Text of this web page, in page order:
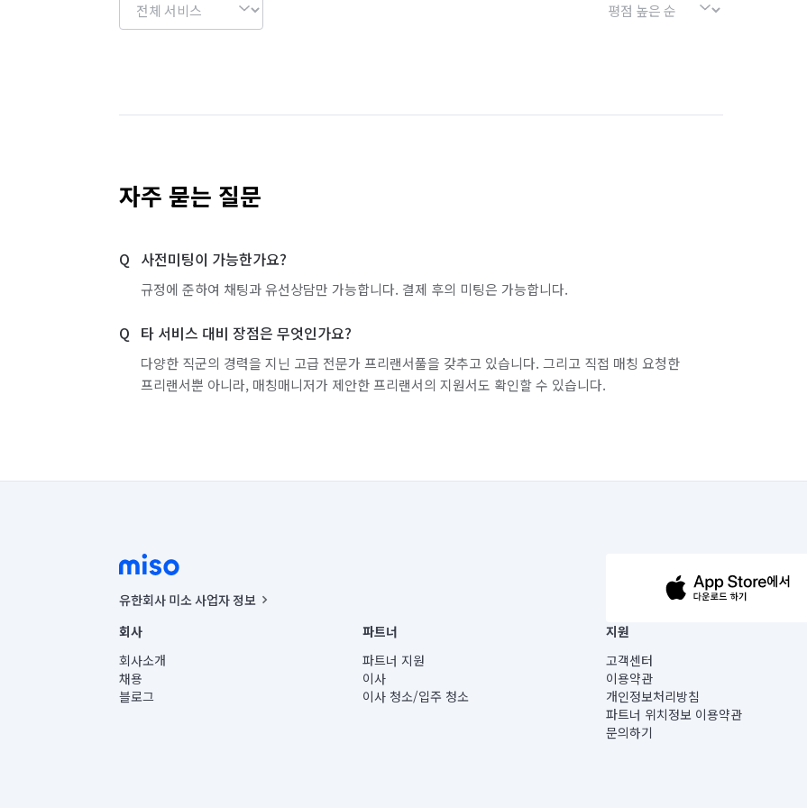
자주 묻는 질문
사전미팅이 가능한가요?
규정에 준하여 채팅과 유선상담만 가능합니다. 결제 후의 미팅은 가능합니다.
타 서비스 대비 장점은 무엇인가요?
다양한 직군의 경력을 지닌 고급 전문가 프리랜서풀을 갖추고 있습니다. 그리고 직접 매칭 요청한
프리랜서뿐 아니라, 매칭매니저가 제안한 프리랜서의 지원서도 확인할 수 있습니다.
유한회사 미소 사업자 정보
사업자등록번호 : 291-87-00271 | 인허가번호 : 2016-3220163-14-5-00019 |
통신판매신고번호 : 2024-서울종로-1400(공정거래위원회 정보) |
대표이사 : CHING VICTOR COLUMBIA RHEE
주소 | 본사: 서울특별시 종로구 율곡로 6(중학동, 트윈트리빌딩) B동 5층
컨택센터 : 서울특별시 종로구 수송동 율곡로 24, 7층, 8층 미소
회사
회사소개
채용
블로그
파트너
파트너 지원
이사
이사 청소/입주 청소
지원
고객센터
이용약관
개인정보처리방침
파트너 위치정보 이용약관
문의하기